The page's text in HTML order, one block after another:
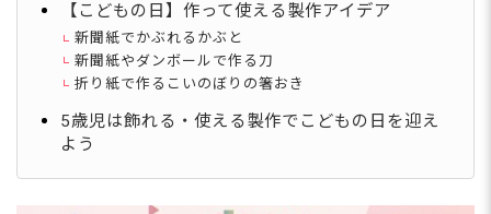
【こどもの日】作って使える製作アイデア
新聞紙でかぶれるかぶと
新聞紙やダンボールで作る刀
折り紙で作るこいのぼりの箸おき
5歳児は飾れる・使える製作でこどもの日を迎え
よう